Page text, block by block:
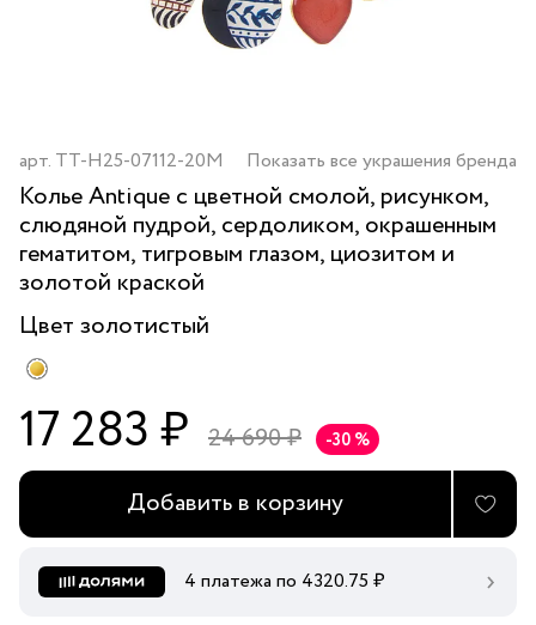
арт. TT-H25-07112-20M Показать все украшения бренда
Колье Antique с цветной смолой, рисунком,
слюдяной пудрой, сердоликом, окрашенным
гематитом, тигровым глазом, циозитом и
золотой краской
Цвет золотистый
17 283 ₽ 24 690 ₽ -30 %
Добавить в корзину
4 платежа по 4320.75 ₽